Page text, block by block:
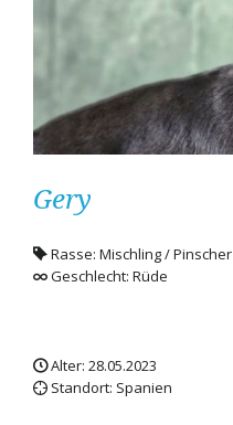
Gery
Rasse: Mischling / Pinscher
Geschlecht: Rüde
Alter: 28.05.2023
Standort: Spanien